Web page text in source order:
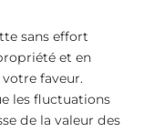
sans effort
et en
faveur.
les fluctuations
de la valeur des